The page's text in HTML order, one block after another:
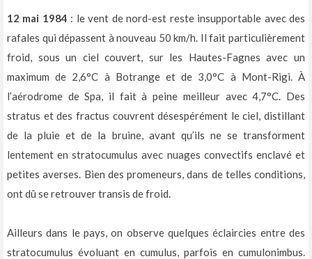
12 mai 1984 : le vent de nord-est reste insupportable avec des
rafales qui dépassent à nouveau 50 km/h. Il fait particulièrement
froid, sous un ciel couvert, sur les Hautes-Fagnes avec un
maximum de 2,6°C à Botrange et de 3,0°C à Mont-Rigi. À
l’aérodrome de Spa, il fait à peine meilleur avec 4,7°C. Des
stratus et des fractus couvrent désespérément le ciel, distillant
de la pluie et de la bruine, avant qu’ils ne se transforment
lentement en stratocumulus avec nuages convectifs enclavé et
petites averses. Bien des promeneurs, dans de telles conditions,
ont dû se retrouver transis de froid.
Ailleurs dans le pays, on observe quelques éclaircies entre des
stratocumulus évoluant en cumulus, parfois en cumulonimbus.